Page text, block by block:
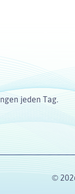
jeden Tag.
©